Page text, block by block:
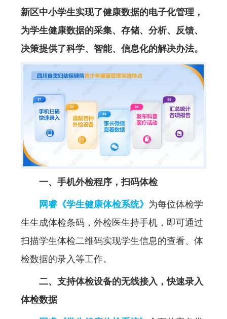
新区中小学生实现了健康数据的电子化管理，
为学生健康数据的采集、存储、分析、反馈、
决策提供了科学、智能、信息化的解决办法。
一、手机外检程序，扫码体检
网睿《学生健康体检系统》 为每位体检学
生生成体检条码，外检医生持手机，即可通过
扫描学生体检二维码实现学生信息的查看、体
检数据的录入等工作。
二、支持体检设备的无线接入，快速录入
体检数据